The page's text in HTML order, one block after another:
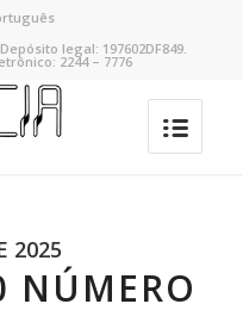
legal: 197602DF849.
2244 – 7776
2025
NÚMERO